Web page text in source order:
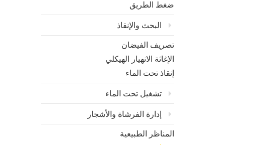
ضغط الطريق
البحث والإنقاذ
تصريف الفيضان
الإغاثة الانهيار الهيكلي
إنقاذ تحت الماء
تشغيل تحت الماء
إدارة الفرشاة والأشجار
المناظر الطبيعية